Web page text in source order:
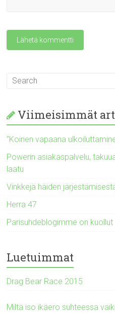
Viimeisimmät
”Koirien vapaana
Powerin asiakaspalvelu,
laatu
Vinkkejä häiden
Herra 47
Parisuhdeblogimme on kuollut
Luetuimmat
Drag Bear Race 2015
Miltä iso ikäero suhteessa